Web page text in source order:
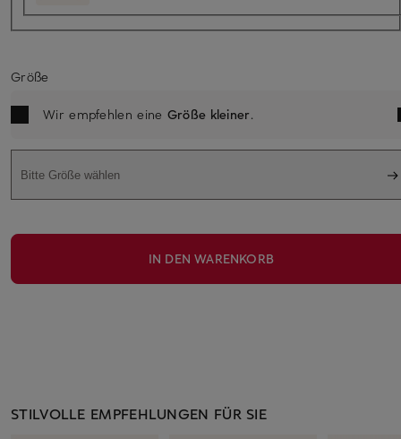
Größe
Wir empfehlen eine Größe kleiner.
Bitte Größe wählen
IN DEN WARENKORB
STILVOLLE EMPFEHLUNGEN FÜR SIE